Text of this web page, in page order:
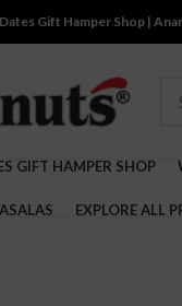
Gift Hamper Shop |
GIFT HAMPER SHOP
EXPLORE ALL